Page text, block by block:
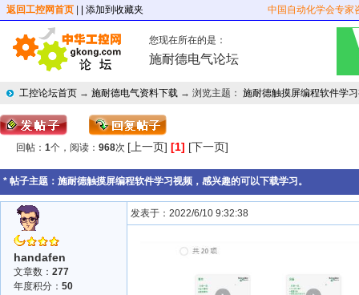
返回工控网首页 | 添加到收藏夹 中国自动化学会专家
您现在所在的是：
施耐德电气论坛
工控论坛首页 → 施耐德电气资料下载 → 浏览主题： 施耐德触摸屏编程软件学
回帖： 1个，阅读： 968次 [上一页] [1] [下一页]
* 帖子主题： 施耐德触摸屏编程软件学习视频，感兴趣的可以下载学习。
handafen
文章数： 277
年度积分： 50
发表于：2022/6/10 9:32:38